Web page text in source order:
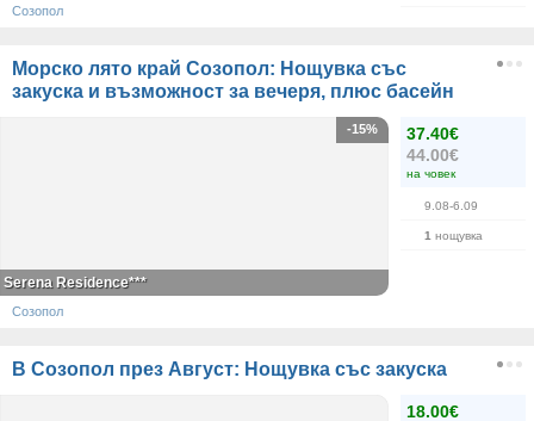
Созопол
Морско лято край Созопол: Нощувка със
закуска и възможност за вечеря, плюс басейн
37.40€
44.00€
на човек
9.08-6.09
1 нощувка
-15%
Serena Residence***
Созопол
В Созопол през Август: Нощувка със закуска
18.00€